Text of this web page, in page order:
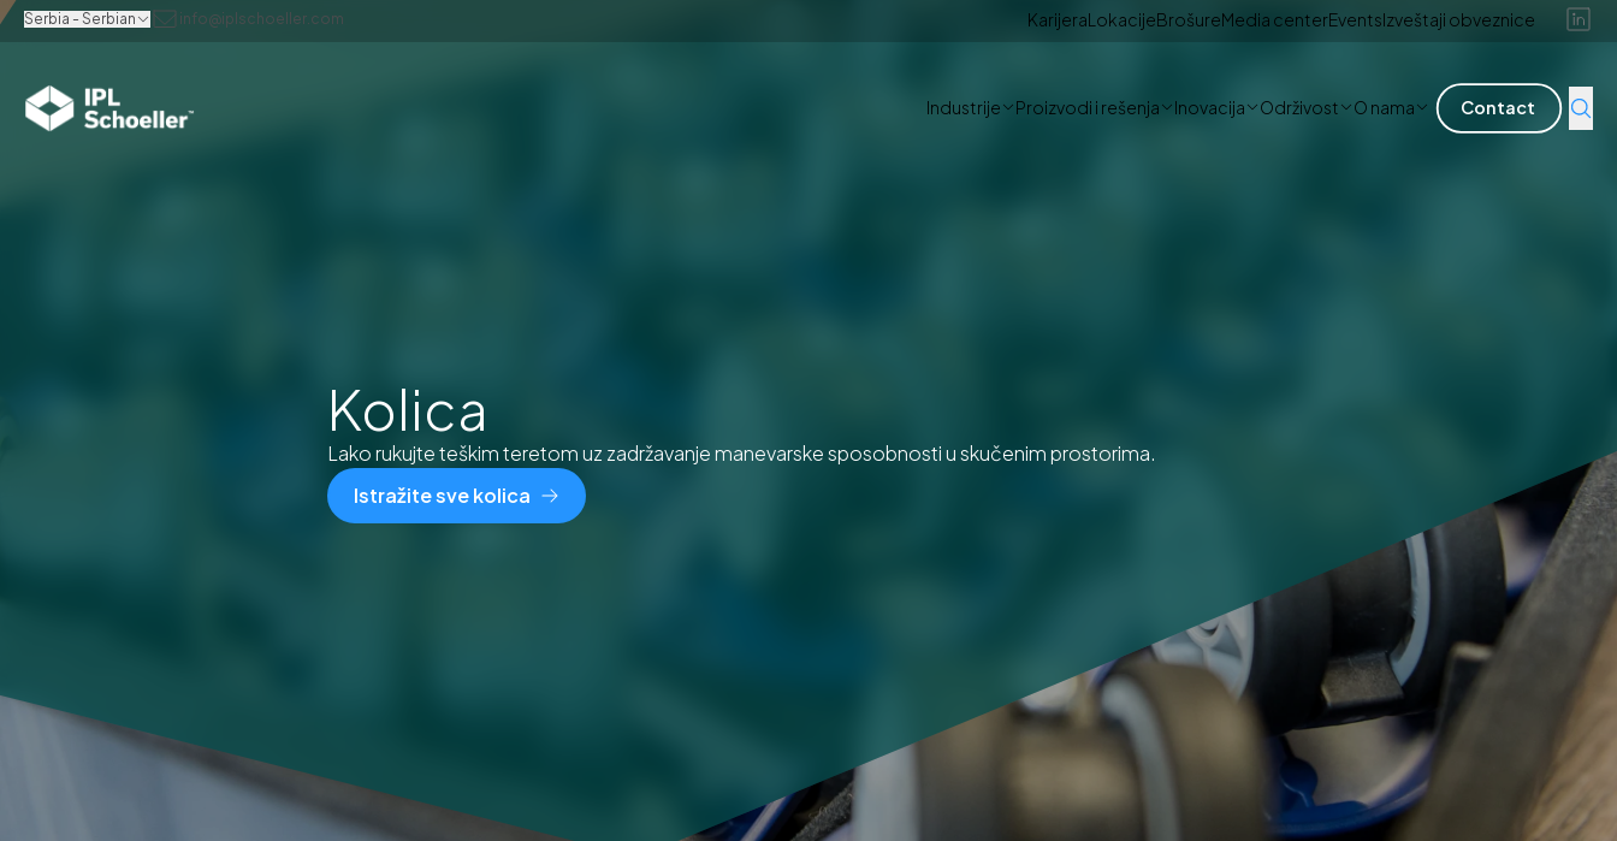
Serbia - Serbian info@iplschoeller.com KarijeraLokacijeBrošureMedia centerEventsIzveštaji obveznice
Industrije Proizvodi i rešenja Inovacija Održivost O nama Contact
Kolica
Lako rukujte teškim teretom uz zadržavanje manevarske sposobnosti u skučenim prostorima.
Istražite sve kolica